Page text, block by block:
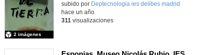
Contenido educativo.
subido por Deptecnologia ies delibes madrid
2 imágenes
hace un año
311 visualizaciones